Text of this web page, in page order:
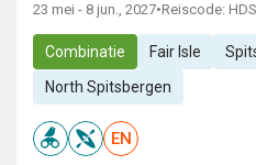
23 mei - 8 jun., 2027•Reiscode:
Combinatie Fair Isle
North Spitsbergen
EN